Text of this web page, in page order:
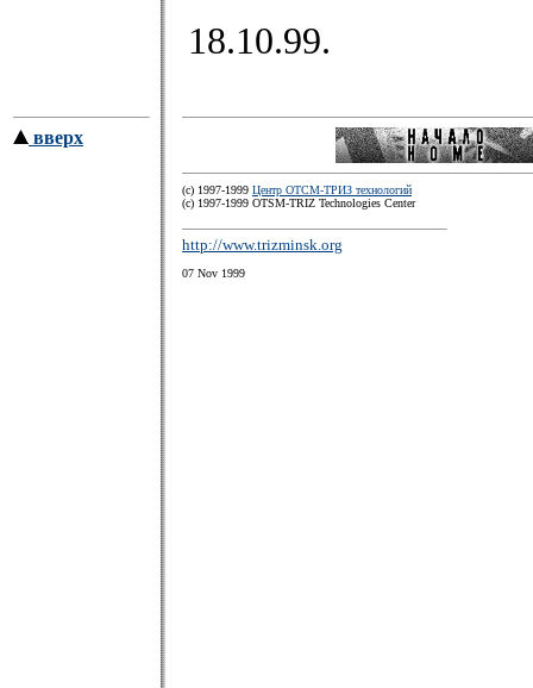
18.10.99.
вверх
(c) 1997-1999 Центр ОТСМ-ТРИЗ технологий
(с) 1997-1999 OTSM-TRIZ Technologies Center
http://www.trizminsk.org
07 Nov 1999